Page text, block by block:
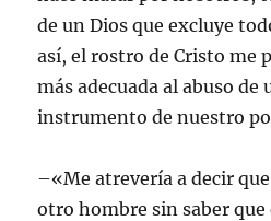
de un Dios que excluye
así, el rostro de Cristo me
más adecuada al abuso de
instrumento de nuestro
–«Me atrevería a decir
otro hombre sin saber